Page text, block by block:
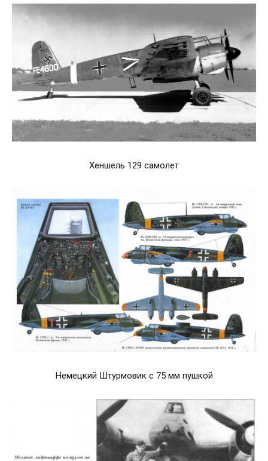
Хеншель 129 самолет
Немецкий Штурмовик с 75 мм пушкой